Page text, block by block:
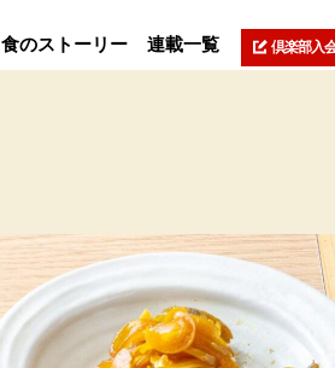
食のストーリー 連載一覧 倶楽部入